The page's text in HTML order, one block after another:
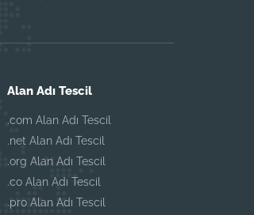
Alan Adı Tescil
.com Alan Adı Tescil
.net Alan Adı Tescil
.org Alan Adı Tescil
.co Alan Adı Tescil
.pro Alan Adı Tescil
Genellikle anında yanıtlar